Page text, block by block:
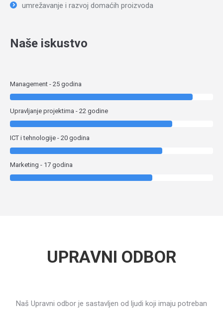
umrežavanje i razvoj domaćih proizvoda
Naše iskustvo
Management - 25 godina
Upravljanje projektima - 22 godine
ICT i tehnologije - 20 godina
Marketing - 17 godina
UPRAVNI ODBOR
Naš Upravni odbor je sastavljen od ljudi koji imaju potreban